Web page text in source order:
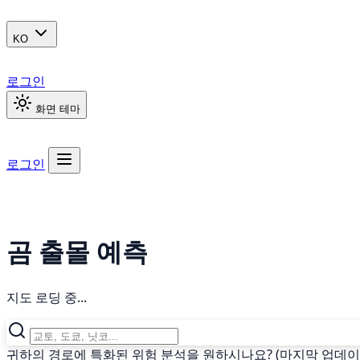
KO
로그인
화면 테마
로그인
곰 출몰 예측
지도 로딩 중...
귀하의 경로에 특화된 위험 분석을 원하시나요? (마지막 업데